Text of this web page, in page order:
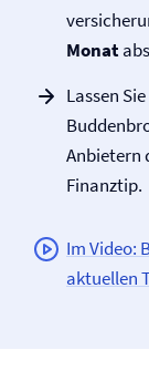
Monat
Lassen
Anbietern
Finanztip.
Im Video:
aktuellen